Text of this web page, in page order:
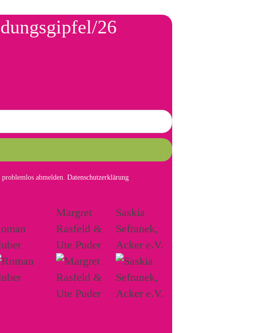
26
abmelden. Datenschutzerklärung
Margret
Rasfeld &
Ute Puder
Saskia
Sefranek,
Acker e.V.